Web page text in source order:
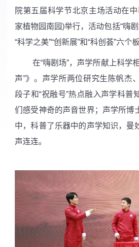
院第五届科学节北京主场活动在
家植物园南园)举行，活动包括“嗨剧
“科学之美”“创新展”和“科创荟”六个板
在“嗨剧场”，声学所献上科学
声”》。声学所两位研究生陈帆杰
段子和“祝融号”热点融入声学科普
们感受神奇的声音世界；声学所博
中，科普了乐器中的声学知识，曼
声连连。